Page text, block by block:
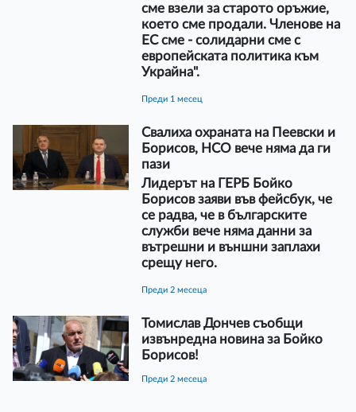
сме взели за старото оръжие,
което сме продали. Членове на
ЕС сме - солидарни сме с
европейската политика към
Украйна".
преди 1 месец
Свалиха охраната на Пеевски и
Борисов, НСО вече няма да ги
пази
Лидерът на ГЕРБ Бойко
Борисов заяви във фейсбук, че
се радва, че в българските
служби вече няма данни за
вътрешни и външни заплахи
срещу него.
преди 2 месеца
Томислав Дончев съобщи
извънредна новина за Бойко
Борисов!
преди 2 месеца